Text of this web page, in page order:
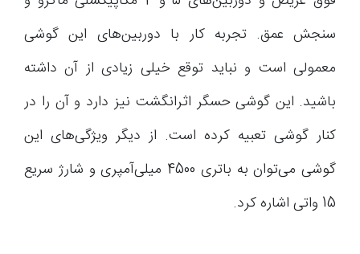
سنجش عمق. تجربه کار با دوربین‌های این گوشی
معمولی است و نباید توقع خیلی زیادی از آن داشته
باشید. این گوشی حسگر اثرانگشت نیز دارد و آن را در
کنار گوشی تعبیه کرده است. از دیگر ویژگی‌های این
گوشی می‌توان به باتری 4500 میلی‌آمپری و شارژ سریع
15 واتی اشاره کرد.